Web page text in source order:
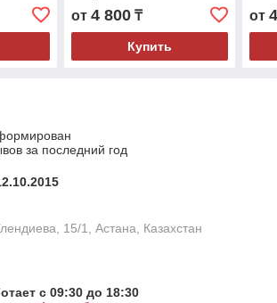
от 4 800₸
Купить
от
за последний год
15/1, Астана, Казахстан
с 09:30 до 18:30